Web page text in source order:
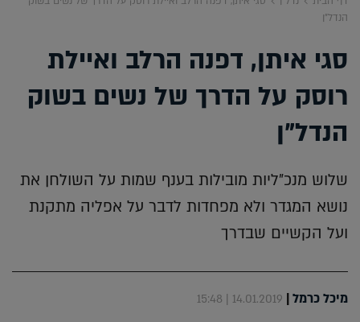
הנדל"ן
סגי איתן, דפנה הרלב ואיילת
רוסק על הדרך של נשים בשוק
הנדל"ן
שלוש מנכ"ליות מובילות בענף שמות על השולחן את
נושא המגדר ולא מפחדות לדבר על אפליה מתקנת
ועל הקשיים שבדרך
מיכל כרמל|
14.01.2019 | 15:48